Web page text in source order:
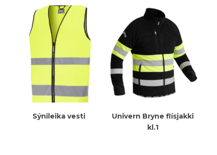
Meiri Upplýsingar
Sýnileika vesti Meiri Upplýsingar
Univern Bryne flísjakki
kl.1